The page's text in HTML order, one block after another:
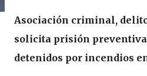
Asociación criminal,
solicita prisión preventiva
detenidos por incendios